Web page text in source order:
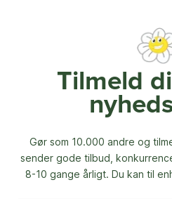
Tilmeld
Gør som 10.000 andre og
sender gode tilbud,
8-10 gange årligt. Du kan til